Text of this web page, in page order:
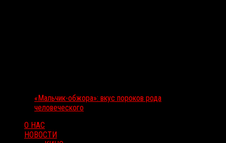
«Мальчик-обжора»: вкус пороков рода
человеческого
О НАС
НОВОСТИ